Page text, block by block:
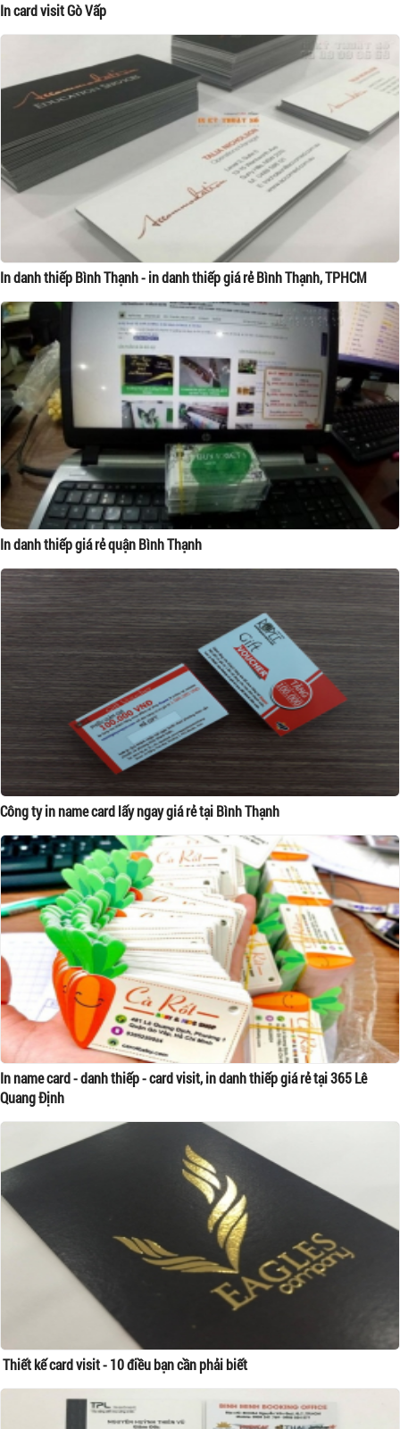
In card visit Gò Vấp
In danh thiếp Bình Thạnh - in danh thiếp giá rẻ Bình Thạnh, TPHCM
In danh thiếp giá rẻ quận Bình Thạnh
Công ty in name card lấy ngay giá rẻ tại Bình Thạnh
In name card - danh thiếp - card visit, in danh thiếp giá rẻ tại 365 Lê
Quang Định
Thiết kế card visit - 10 điều bạn cần phải biết